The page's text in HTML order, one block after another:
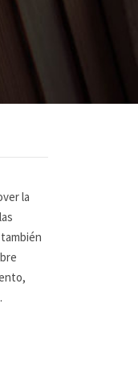
la